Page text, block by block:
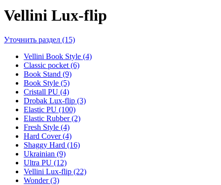
Vellini Lux-flip
Уточнить раздел (15)
Vellini Book Style (4)
Classic pocket (6)
Book Stand (9)
Book Style (5)
Cristall PU (4)
Drobak Lux-flip (3)
Elastic PU (100)
Elastic Rubber (2)
Fresh Style (4)
Hard Cover (4)
Shaggy Hard (16)
Ukrainian (9)
Ultra PU (12)
Vellini Lux-flip (22)
Wonder (3)